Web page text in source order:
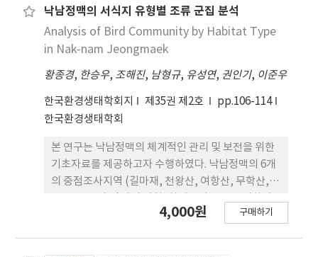
동안 이동 경로 및 행동권 분석을 통해 주요 서식지 이
용 양상을 파악하였다. 2018년도에 번식한 노랑부리
백로 유조 3개체 중 CE1801 개체는 이소 후 북상을 하
였으며, 나머지 CE1802, CE1803 개체는 태안 지역
으로 북상하여 서식하였다. 2019년도의 경우
CE1901 개체는 CE1801 개체와 유사한 패턴을 보였
하였고, CE1903 개체는 신안 지역으로 남하하다가
다시 영광 백수 갯벌 지역으로 회귀하여 핵심 행동권
을 보였다. 본 연구에서 노랑부리백로 유조는 하절기
동안 안정적인 서식지를 찾기 위해 서해안 갯벌 지역
을 중심으로 폭 넓게 이동을 하였다. 향후 노랑부리백
낙남정맥의 서식지 유형별 조류 군집 분석
Analysis of Bird Community by Habitat Type
in Nak-nam Jeongmaek
황종경, 한승우, 조해진, 남형규, 유성연, 권인기, 이준우
한국환경생태학회지 제35권 제2호
pp.106-114
한국환경생태학회
본 연구는 낙남정맥의 체계적인 관리 및 보전을 위한
기초자료를 제공하고자 수행하였다. 낙남정맥의 6개
의 중점조사지역 (길마재, 천왕산, 여항산, 무학산,
각 지점별로 조류 서식지 유형별 2개씩의 고정조사구
4,000원 구매하기